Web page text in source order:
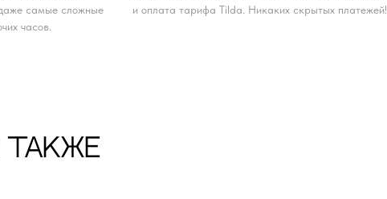
самые сложные
часов.
и оплата тарифа Tilda. Никаких скрытых платежей!